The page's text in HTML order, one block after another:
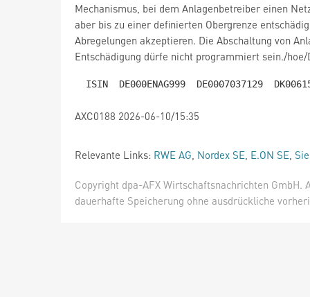
Mechanismus, bei dem Anlagenbetreiber einen
aber bis zu einer definierten Obergrenze
Abregelungen akzeptieren. Die Abschaltung von
Entschädigung dürfe nicht programmiert sein./hoe/
AXC0188 2026-06-10/15:35
Relevante Links: RWE AG, Nordex SE, E.ON SE,
Copyright dpa-AFX Wirtschaftsnachrichten
dauerhafte Speicherung ohne ausdrückliche